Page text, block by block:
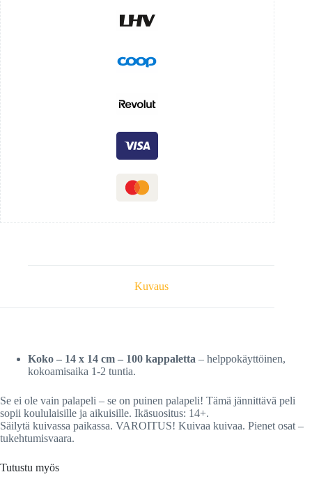
Kuvaus
Koko – 14 x 14 cm – 100 kappaletta – helppokäyttöinen,
kokoamisaika 1-2 tuntia.
Se ei ole vain palapeli – se on puinen palapeli! Tämä jännittävä peli
sopii koululaisille ja aikuisille. Ikäsuositus: 14+.
Säilytä kuivassa paikassa. VAROITUS! Kuivaa kuivaa. Pienet osat –
tukehtumisvaara.
Tutustu myös